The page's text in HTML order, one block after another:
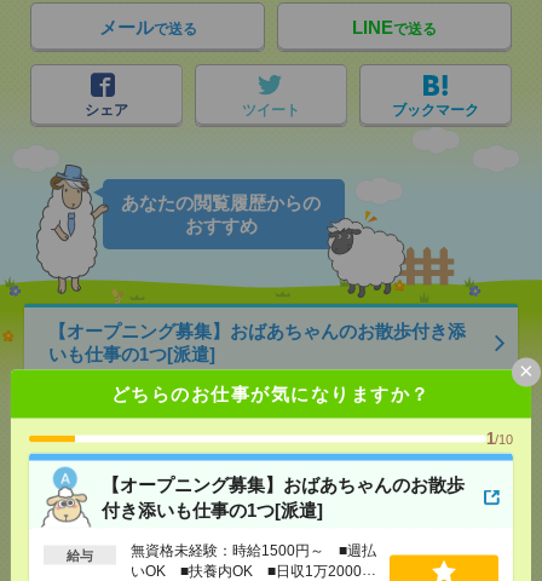
どちらのお仕事が気になりますか？
1/10
【オープニング募集】おばあちゃんのお散歩
付き添いも仕事の1つ[派遣]
給与
無資格未経験：時給1500円～ ■週払
いOK ■扶養内OK ■日収1万2000円
×
メールで送る LINEで送る
シェア ツイート ブックマーク
あなたの閲覧履歴からの
おすすめ
【オープニング募集】おばあちゃんのお散歩付き添
いも仕事の1つ[派遣]
無資格未経験：時給1500円～ ■週払い
OK ■扶養内OK ■日収1万2000円以上
[交通費]交通費全額支給
[勤務地]
目白駅
気になる！
2名募集！時給1800円！基本17時15分まで＊12月まで
＊受診状況の集計など[派遣]